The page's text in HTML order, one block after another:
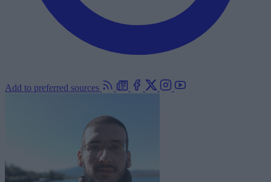
Add to preferred sources